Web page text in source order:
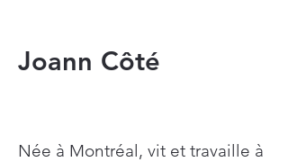
Joann Côté
Née à Montréal, vit et travaille à